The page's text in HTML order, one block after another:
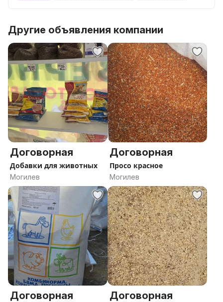
Другие объявления компании
Договорная
Добавки для животных
Могилев
Договорная
Просо красное
Могилев
Договорная Договорная